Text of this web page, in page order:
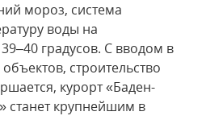
мороз, система
воды на
градусов. С вводом в
строительство
курорт «Баден-
станет крупнейшим в